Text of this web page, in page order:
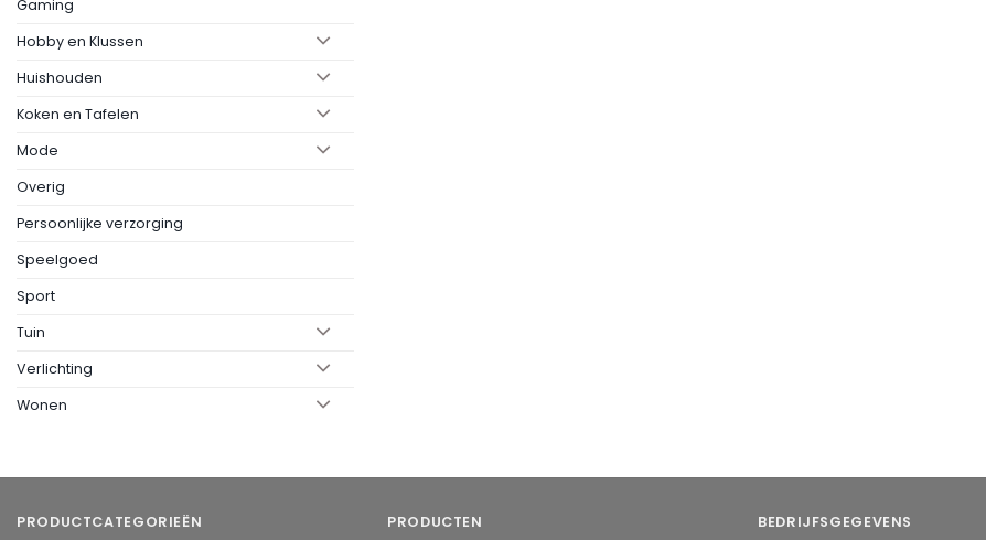
Gaming
Hobby en Klussen
Huishouden
Koken en Tafelen
Mode
Overig
Persoonlijke verzorging
Speelgoed
Sport
Tuin
Verlichting
Wonen
PRODUCTCATEGORIEËN PRODUCTEN BEDRIJFSGEGEVENS